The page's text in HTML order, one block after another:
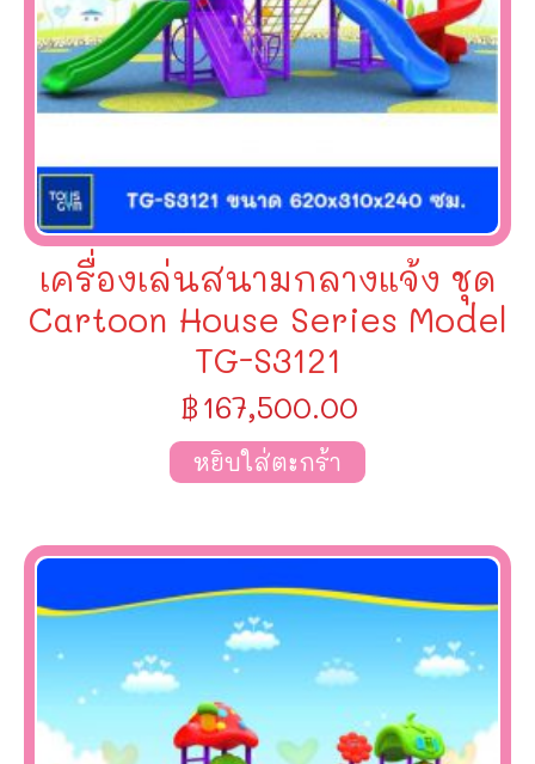
เครื่องเล่นสนามกลางแจ้ง ชุด
Cartoon House Series Model
TG-S3121
฿167,500.00
หยิบใส่ตะกร้า